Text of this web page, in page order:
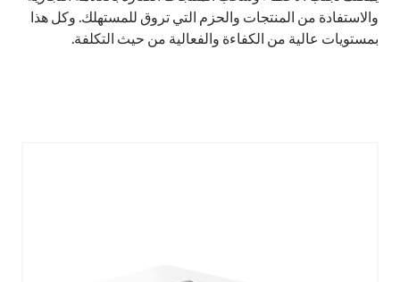
والاستفادة من المنتجات والحزم التي تروق للمستهلك. وكل هذا
بمستويات عالية من الكفاءة والفعالية من حيث التكلفة.